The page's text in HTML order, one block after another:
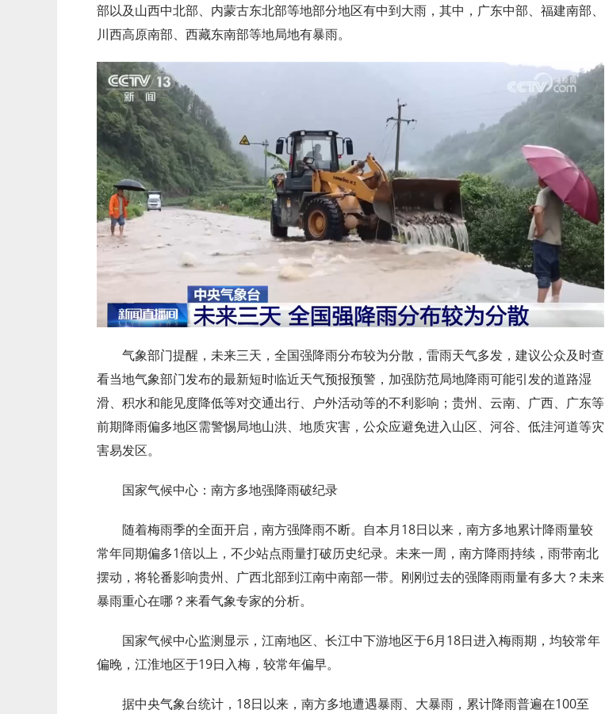
部以及山西中北部、内蒙古东北部等地部分地区有中到大雨，其中，广东中部、福建南部、
川西高原南部、西藏东南部等地局地有暴雨。
气象部门提醒，未来三天，全国强降雨分布较为分散，雷雨天气多发，建议公众及时查
看当地气象部门发布的最新短时临近天气预报预警，加强防范局地降雨可能引发的道路湿
滑、积水和能见度降低等对交通出行、户外活动等的不利影响；贵州、云南、广西、广东等
前期降雨偏多地区需警惕局地山洪、地质灾害，公众应避免进入山区、河谷、低洼河道等灾
害易发区。
国家气候中心：南方多地强降雨破纪录
随着梅雨季的全面开启，南方强降雨不断。自本月18日以来，南方多地累计降雨量较
常年同期偏多1倍以上，不少站点雨量打破历史纪录。未来一周，南方降雨持续，雨带南北
摆动，将轮番影响贵州、广西北部到江南中南部一带。刚刚过去的强降雨雨量有多大？未来
暴雨重心在哪？来看气象专家的分析。
国家气候中心监测显示，江南地区、长江中下游地区于6月18日进入梅雨期，均较常年
偏晚，江淮地区于19日入梅，较常年偏早。
据中央气象台统计，18日以来，南方多地遭遇暴雨、大暴雨，累计降雨普遍在100至